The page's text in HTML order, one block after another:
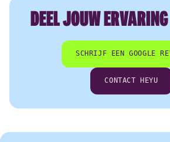
DEEL JOUW
SCHRIJF EEN GOOGLE
CONTACT HEYU